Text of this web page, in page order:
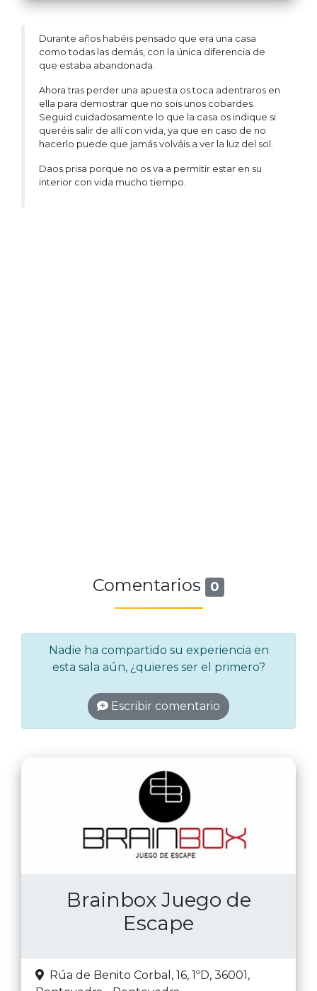
Durante años habéis pensado que era una casa
como todas las demás, con la única diferencia de
que estaba abandonada.
Ahora tras perder una apuesta os toca adentraros en
ella para demostrar que no sois unos cobardes.
Seguid cuidadosamente lo que la casa os indique si
queréis salir de allí con vida, ya que en caso de no
hacerlo puede que jamás volváis a ver la luz del sol.
Daos prisa porque no os va a permitir estar en su
interior con vida mucho tiempo.
Comentarios 0
Nadie ha compartido su experiencia en
esta sala aún, ¿quieres ser el primero?
Escribir comentario
Brainbox Juego de
Escape
Rúa de Benito Corbal, 16, 1ºD, 36001,